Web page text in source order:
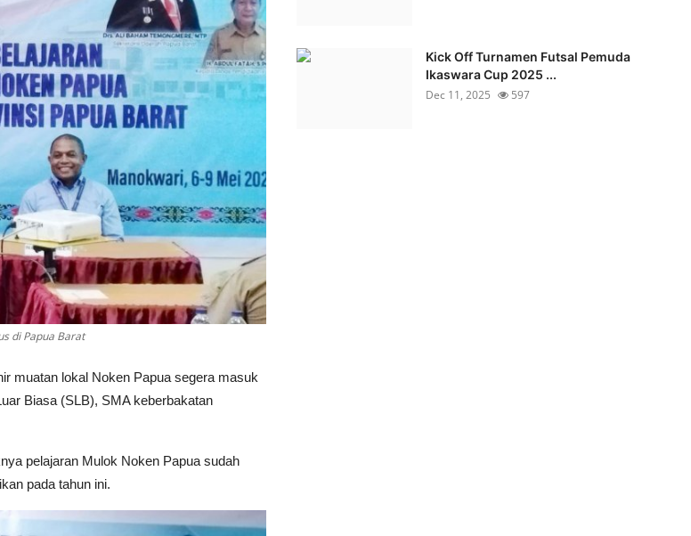
di Papua Barat
muatan lokal Noken Papua segera masuk
Biasa (SLB), SMA keberbakatan
pelajaran Mulok Noken Papua sudah
pada tahun ini.
Kick Off Turnamen Futsal Pemuda
Ikaswara Cup 2025 ...
Dec 11, 2025
597